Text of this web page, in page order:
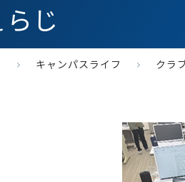
じ
キャンパスライフ クラ